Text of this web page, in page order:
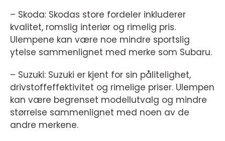
– Skoda: Skodas store fordeler inkluderer
kvalitet, romslig interiør og rimelig pris.
Ulempene kan være noe mindre sportslig
ytelse sammenlignet med merke som Subaru.
– Suzuki: Suzuki er kjent for sin pålitelighet,
drivstoffeffektivitet og rimelige priser. Ulempen
kan være begrenset modellutvalg og mindre
størrelse sammenlignet med noen av de
andre merkene.